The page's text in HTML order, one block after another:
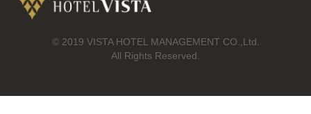
© 2019 VISTA HOTEL MANAGEMENT CO.,Ltd.
All Rights Reserved.